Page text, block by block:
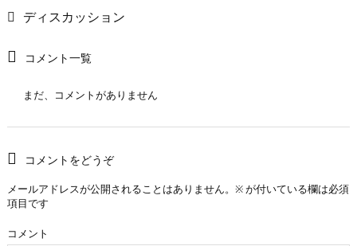
ディスカッション
コメント一覧
まだ、コメントがありません
コメントをどうぞ
メールアドレスが公開されることはありません。 ※が付いている欄は必須
項目です
コメント